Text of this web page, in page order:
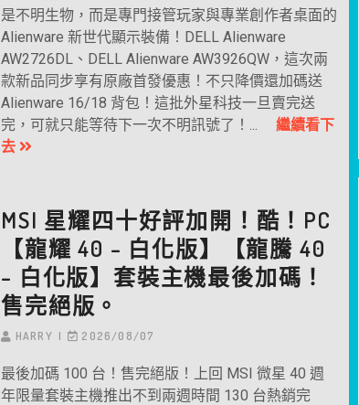
是不明生物，而是專門接管玩家與專業創作者桌面的
Alienware 新世代顯示裝備！DELL Alienware
AW2726DL、DELL Alienware AW3926QW，這次兩
款新品同步享有原廠首發優惠！不只降價還加碼送
Alienware 16/18 背包！這批外星科技一旦賣完送
完，可就只能等待下一次不明訊號了！...繼續看下
去
MSI 星耀四十好評加開！酷！PC
【龍耀 40 – 白化版】【龍騰 40
– 白化版】套裝主機最後加碼！
售完絕版。
HARRY 2026/08/07
最後加碼 100 台！售完絕版！上回 MSI 微星 40 週
年限量套裝主機推出不到兩週時間 130 台熱銷完